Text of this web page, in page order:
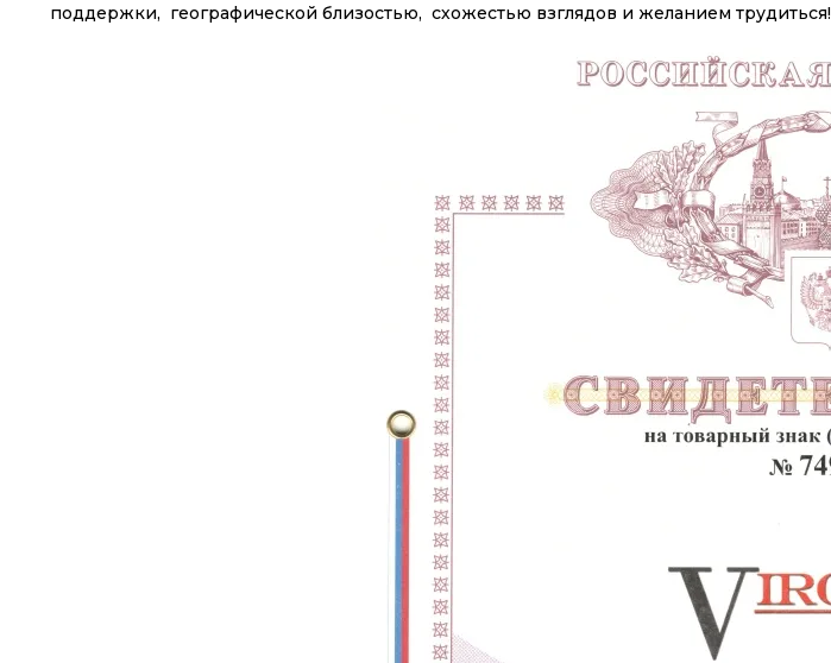
поддержки, географической близостью, схожестью взглядов и желанием трудиться!